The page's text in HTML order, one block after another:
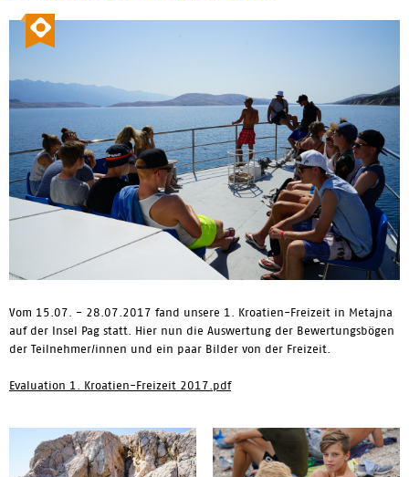
Vom 15.07. - 28.07.2017 fand unsere 1. Kroatien-Freizeit in Metajna
auf der Insel Pag statt. Hier nun die Auswertung der Bewertungsbögen
der Teilnehmer/innen und ein paar Bilder von der Freizeit.
Evaluation 1. Kroatien-Freizeit 2017.pdf